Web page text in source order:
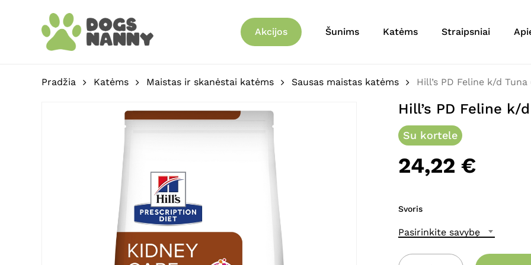
Akcijos Šunims Katėms Straipsniai
Pradžia Katėms Maistas ir skanėstai katėms Sausas maistas katėms Hill’s PD Feline k/d
Hill’s PD Feline
Su kortele
24,22 €
Svoris
Pasirinkite savybę
Būkite pirmas aprašęs
Jūsų atsiliepimas